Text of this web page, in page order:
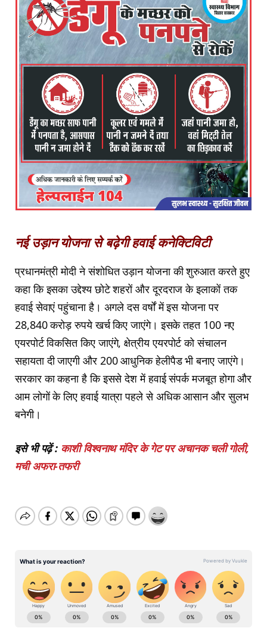
नई उड़ान योजना से बढ़ेगी हवाई कनेक्टिविटी
प्रधानमंत्री मोदी ने संशोधित उड़ान योजना की शुरुआत करते हुए
कहा कि इसका उद्देश्य छोटे शहरों और दूरदराज के इलाकों तक
हवाई सेवाएं पहुंचाना है। अगले दस वर्षों में इस योजना पर
28,840 करोड़ रुपये खर्च किए जाएंगे। इसके तहत 100 नए
एयरपोर्ट विकसित किए जाएंगे, क्षेत्रीय एयरपोर्ट को संचालन
सहायता दी जाएगी और 200 आधुनिक हेलीपैड भी बनाए जाएंगे।
सरकार का कहना है कि इससे देश में हवाई संपर्क मजबूत होगा और
आम लोगों के लिए हवाई यात्रा पहले से अधिक आसान और सुलभ
बनेगी।
इसे भी पढ़ें : काशी विश्वनाथ मंदिर के गेट पर अचानक चली गोली,
मची अफरा-तफरी